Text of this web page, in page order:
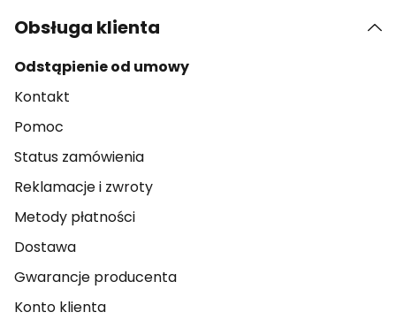
Obsługa klienta
Odstąpienie od umowy
Kontakt
Pomoc
Status zamówienia
Reklamacje i zwroty
Metody płatności
Dostawa
Gwarancje producenta
Konto klienta